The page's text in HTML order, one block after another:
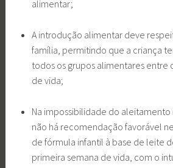
alimentar;
A introdução alimentar deve
família, permitindo que a criança
todos os grupos alimentares entre
de vida;
Na impossibilidade do aleitamento
não há recomendação favorável
de fórmula infantil à base de leite
primeira semana de vida, com o